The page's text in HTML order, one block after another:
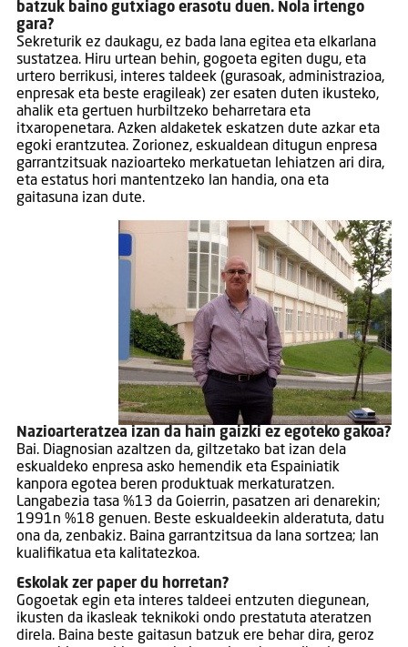
batzuk baino gutxiago erasotu duen. Nola irtengo
gara?
Sekreturik ez daukagu, ez bada lana egitea eta elkarlana
sustatzea. Hiru urtean behin, gogoeta egiten dugu, eta
urtero berrikusi, interes taldeek (gurasoak, administrazioa,
enpresak eta beste eragileak) zer esaten duten ikusteko,
ahalik eta gertuen hurbiltzeko beharretara eta
itxaropenetara. Azken aldaketek eskatzen dute azkar eta
egoki erantzutea. Zorionez, eskualdean ditugun enpresa
garrantzitsuak nazioarteko merkatuetan lehiatzen ari dira,
eta estatus hori mantentzeko lan handia, ona eta
gaitasuna izan dute.
Nazioarteratzea izan da hain gaizki ez egoteko gakoa?
Bai. Diagnosian azaltzen da, giltzetako bat izan dela
eskualdeko enpresa asko hemendik eta Espainiatik
kanpora egotea beren produktuak merkaturatzen.
Langabezia tasa %13 da Goierrin, pasatzen ari denarekin;
1991n %18 genuen. Beste eskualdeekin alderatuta, datu
ona da, zenbakiz. Baina garrantzitsua da lana sortzea; lan
kualifikatua eta kalitatezkoa.
Eskolak zer paper du horretan?
Gogoetak egin eta interes taldeei entzuten diegunean,
ikusten da ikasleak teknikoki ondo prestatuta ateratzen
direla. Baina beste gaitasun batzuk ere behar dira, geroz